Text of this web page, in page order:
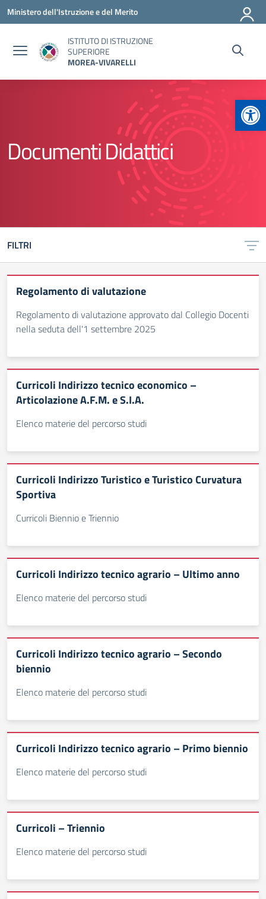
Vai ai contenuti
Vai al menu di navigazione
Vai al footer
Ministero dell'Istruzione e del Merito
ISTITUTO DI ISTRUZIONE
SUPERIORE
MOREA-VIVARELLI
Documenti Didattici
FILTRI
Regolamento di valutazione
Regolamento di valutazione approvato dal Collegio Docenti
nella seduta dell'1 settembre 2025
Curricoli Indirizzo tecnico economico –
Articolazione A.F.M. e S.I.A.
Elenco materie del percorso studi
Curricoli Indirizzo Turistico e Turistico Curvatura
Sportiva
Curricoli Biennio e Triennio
Curricoli Indirizzo tecnico agrario – Ultimo anno
Elenco materie del percorso studi
Curricoli Indirizzo tecnico agrario – Secondo
biennio
Elenco materie del percorso studi
Curricoli Indirizzo tecnico agrario – Primo biennio
Elenco materie del percorso studi
Curricoli – Triennio
Elenco materie del percorso studi